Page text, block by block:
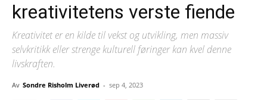
kreativitetens verste fiende
Kreativitet er en kilde til vekst og utvikling, men massiv
selvkritikk eller strenge kulturell føringer kan kvel denne
livskraften.
Av Sondre Risholm Liverød - sep 4, 2023